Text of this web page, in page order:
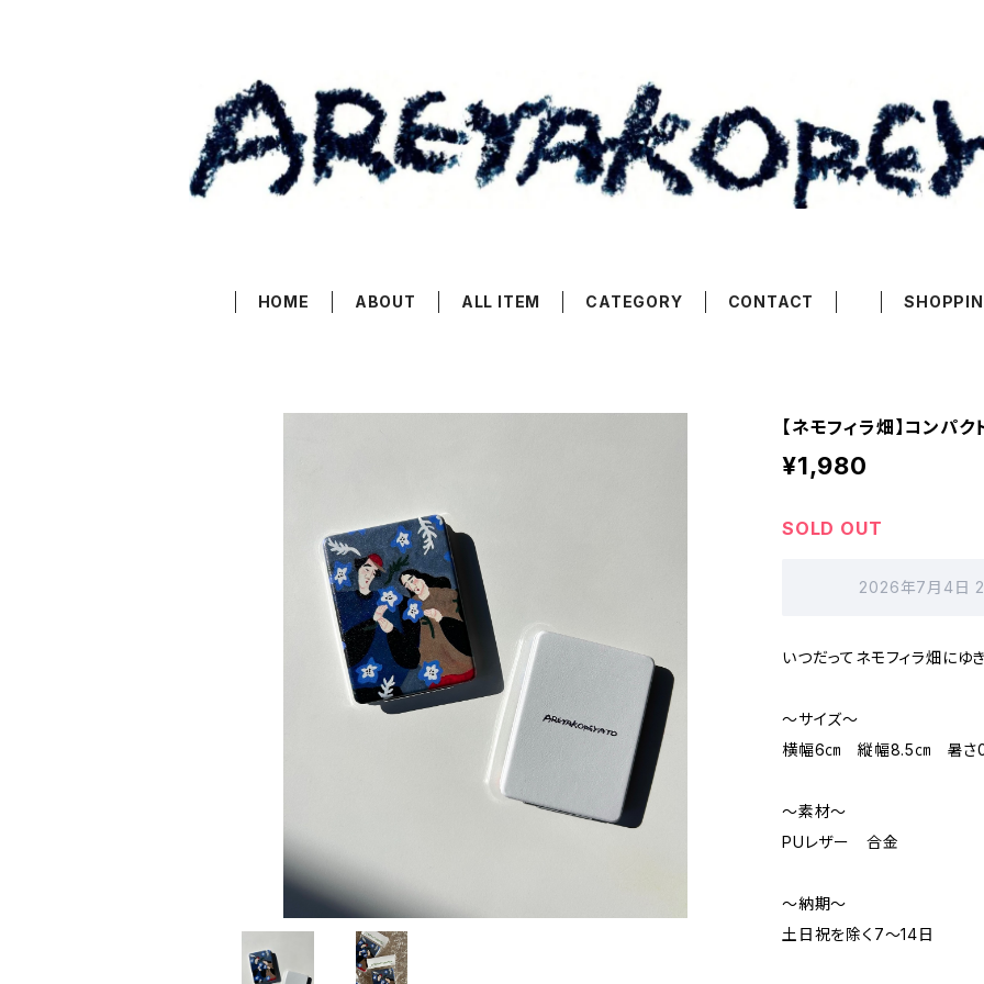
HOME ABOUT ALL ITEM CATEGORY CONTACT
【ネモフィラ畑】コンパク
¥1,980
SOLD OUT
2026年7月4日
いつだってネモフィラ畑にゆ
～サイズ～
横幅6㎝ 縦幅8.5㎝ 暑さ
～素材～
PUレザー 合金
～納期～
土日祝を除く7～14日